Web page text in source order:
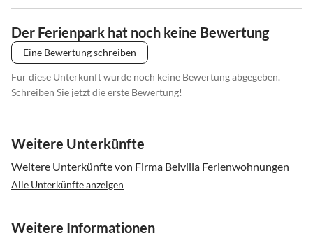
Der Ferienpark hat noch keine Bewertung
Eine Bewertung schreiben
Für diese Unterkunft wurde noch keine Bewertung abgegeben.
Schreiben Sie jetzt die erste Bewertung!
Weitere Unterkünfte
Weitere Unterkünfte von Firma Belvilla Ferienwohnungen
Alle Unterkünfte anzeigen
Weitere Informationen